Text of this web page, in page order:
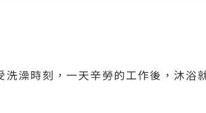
澡時刻，一天辛勞的工作後，沐浴